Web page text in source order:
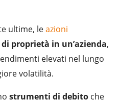
ultime, leazioni
proprietà in un’azienda,
elevati nel lungo
volatilità.
strumenti di debito che